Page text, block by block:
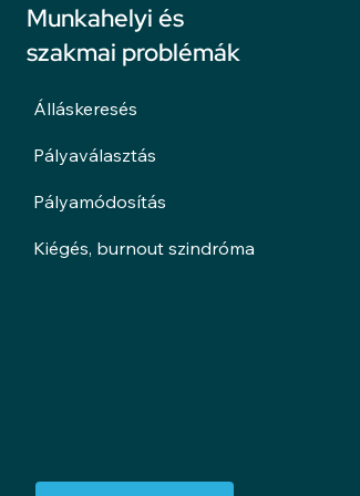
Munkahelyi és
szakmai problémák
Álláskeresés
Pályaválasztás
Pályamódosítás
Kiégés, burnout szindróma